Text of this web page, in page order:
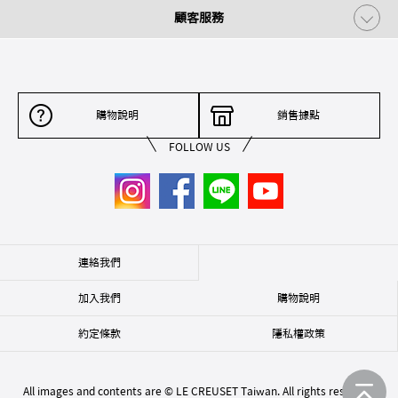
顧客服務
購物說明 銷售據點
FOLLOW US
連絡我們
加入我們 購物說明
約定條款 隱私權政策
All images and contents are © LE CREUSET Taiwan. All rights reserved.